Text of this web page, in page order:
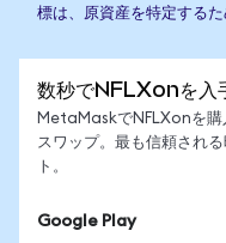
標は、原資産を特定するた
数秒でNFLXonを入
MetaMaskでNFLXonを購
スワップ。最も信頼され
ト。
Google Play